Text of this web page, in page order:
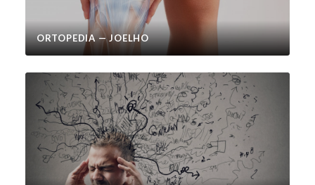
ORTOPEDIA — JOELHO